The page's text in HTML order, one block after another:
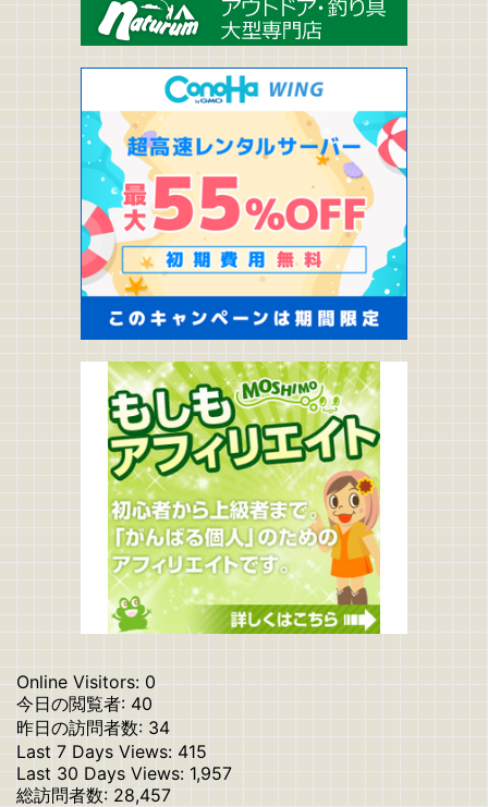
Online Visitors: 0
今日の閲覧者: 40
昨日の訪問者数: 34
Last 7 Days Views: 415
Last 30 Days Views: 1,957
総訪問者数: 28,457